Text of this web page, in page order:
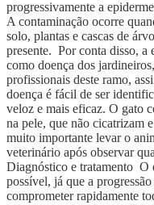
progressivamente a
A contaminação ocorre
solo, plantas e cascas de
presente. Por conta disso, a
como doença dos
profissionais deste ramo,
doença é fácil de ser
veloz e mais eficaz. O gato
na pele, que não cicatrizam
muito importante levar o
veterinário após observar
Diagnóstico e tratamento O
possível, já que a
comprometer rapidamente